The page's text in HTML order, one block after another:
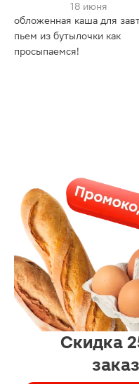
18 июня
обложенная каша для
пьем из бутылочки как
просыпаемся!
Скидка